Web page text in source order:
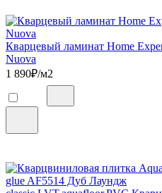
Кварцевый ламинат Home
Nuova
1 890₽/м2